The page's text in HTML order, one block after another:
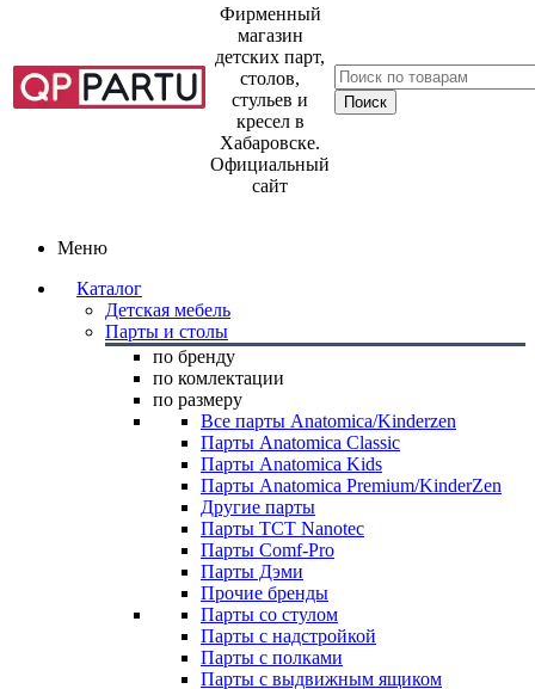
Фирменный
магазин
детских парт,
столов,
стульев и
кресел в
Хабаровске.
Официальный
сайт
Меню
Каталог
Детская мебель
Парты и столы
по бренду
по комлектации
по размеру
Все парты Anatomica/Kinderzen
Парты Anatomica Classic
Парты Anatomica Kids
Парты Anatomica Premium/KinderZen
Другие парты
Парты TCT Nanotec
Парты Comf-Pro
Парты Дэми
Прочие бренды
Парты со стулом
Парты с надстройкой
Парты с полками
Парты с выдвижным ящиком